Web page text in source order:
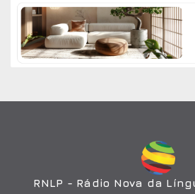
RNLP - Rádio Nova da